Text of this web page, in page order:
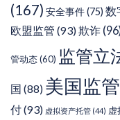
(167) 安全事件(75) 数
欧盟监管 (93)欺诈
管动态(60) 监管立
国 (88) 美国监管
付(93) 虚拟资产托管 (44) 虚